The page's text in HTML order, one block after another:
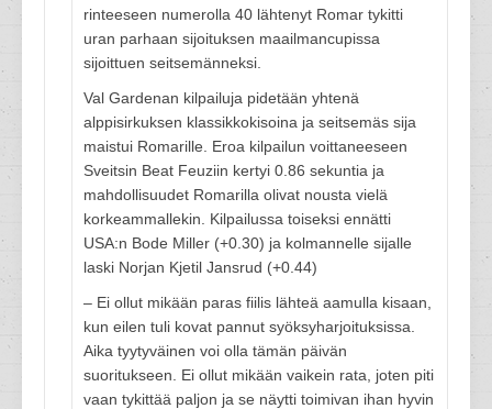
rinteeseen numerolla 40 lähtenyt Romar tykitti
uran parhaan sijoituksen maailmancupissa
sijoittuen seitsemänneksi.
Val Gardenan kilpailuja pidetään yhtenä
alppisirkuksen klassikkokisoina ja seitsemäs sija
maistui Romarille. Eroa kilpailun voittaneeseen
Sveitsin Beat Feuziin kertyi 0.86 sekuntia ja
mahdollisuudet Romarilla olivat nousta vielä
korkeammallekin. Kilpailussa toiseksi ennätti
USA:n Bode Miller (+0.30) ja kolmannelle sijalle
laski Norjan Kjetil Jansrud (+0.44)
– Ei ollut mikään paras fiilis lähteä aamulla kisaan,
kun eilen tuli kovat pannut syöksyharjoituksissa.
Aika tyytyväinen voi olla tämän päivän
suoritukseen. Ei ollut mikään vaikein rata, joten piti
vaan tykittää paljon ja se näytti toimivan ihan hyvin